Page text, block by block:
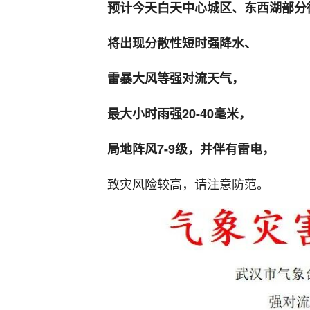
预计今天白天中心城区、东西湖部
将出现分散性短时强降水、
雷暴大风等强对流天气，
最大小时雨强20-40毫米，
局地阵风7-9级，并伴有雷电，
致灾风险较高，请注意防范。